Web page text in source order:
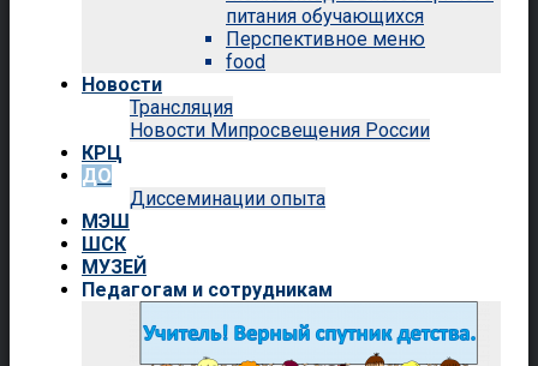
питания обучающихся
Перспективное меню
food
Новости
Трансляция
Новости Мипросвещения России
КРЦ
ДО
Диссеминации опыта
МЭШ
ШСК
МУЗЕЙ
Педагогам и сотрудникам